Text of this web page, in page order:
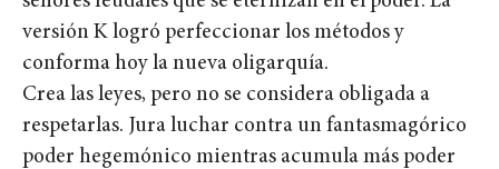
versión K logró perfeccionar los métodos y
conforma hoy la nueva oligarquía.
Crea las leyes, pero no se considera obligada a
respetarlas. Jura luchar contra un fantasmagórico
poder hegemónico mientras acumula más poder